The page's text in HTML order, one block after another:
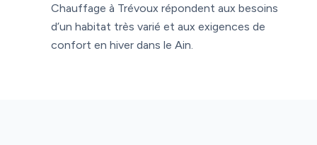
Chauffage à Trévoux répondent aux besoins
d’un habitat très varié et aux exigences de
confort en hiver dans le Ain.